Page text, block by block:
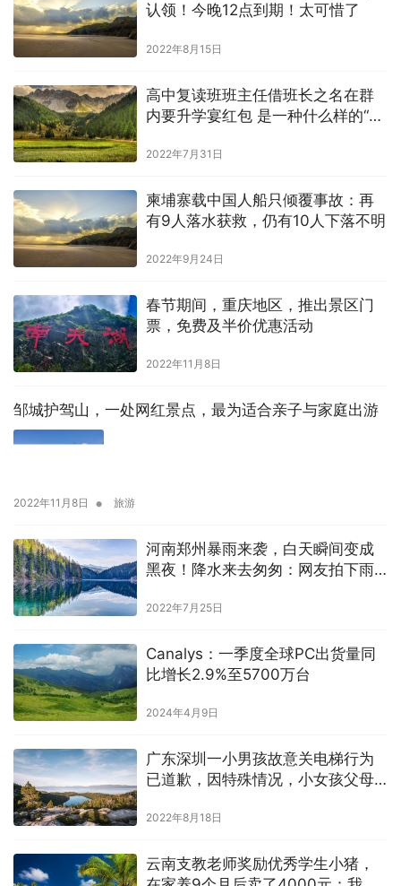
认领！今晚12点到期！太可惜了
2022年8月15日
高中复读班班主任借班长之名在群
内要升学宴红包 是一种什么样的“惯
2022年7月31日
柬埔寨载中国人船只倾覆事故：再
有9人落水获救，仍有10人下落不明
2022年9月24日
春节期间，重庆地区，推出景区门
票，免费及半价优惠活动
2022年11月8日
邹城护驾山，一处网红景点，最为适合亲子与家庭出游
2022年11月8日 • 旅游
河南郑州暴雨来袭，白天瞬间变成
黑夜！降水来去匆匆：网友拍下雨
2022年7月25日
Canalys：一季度全球PC出货量同
比增长2.9%至5700万台
2024年4月9日
广东深圳一小男孩故意关电梯行为
已道歉，因特殊情况，小女孩父母
2022年8月18日
云南支教老师奖励优秀学生小猪，